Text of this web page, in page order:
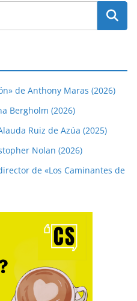
de Anthony Maras (2026)
Bergholm (2026)
Ruiz de Azúa (2025)
Nolan (2026)
de «Los Caminantes de